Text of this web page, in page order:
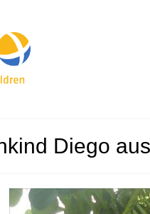
Diego